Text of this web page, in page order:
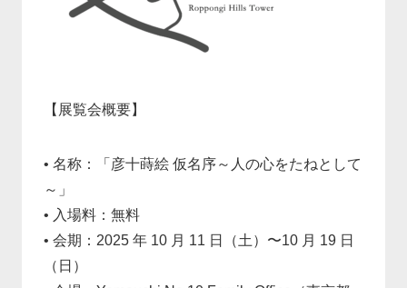
【展覧会概要】
• 名称：「彦十蒔絵 仮名序～人の心をたねとして
～」
• 入場料：無料
• 会期：2025 年 10 月 11 日（土）〜10 月 19 日
（日）